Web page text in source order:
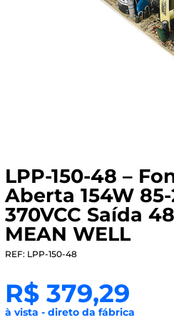
LPP-150-48 –
Aberta 154W
370VCC Saída
MEAN WELL
REF: LPP-150-48
R$379,29
à vista - direto da fábrica